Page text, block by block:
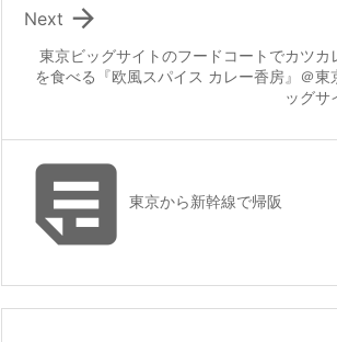
東京ビッグサイトのフードコートでカツカ
を食べる『欧風スパイス カレー香房』＠東
ッグサ

Next
東京から新幹線で帰阪